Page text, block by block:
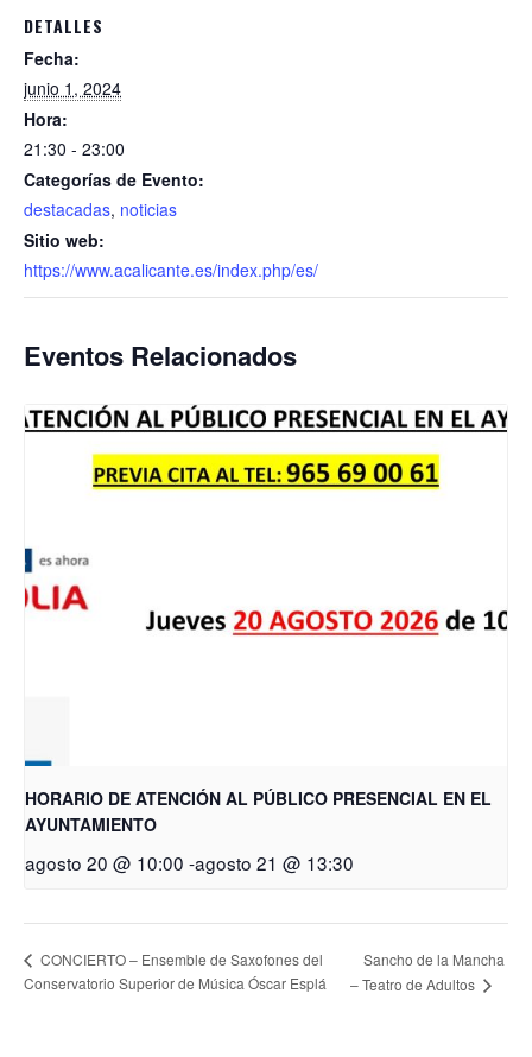
DETALLES
Fecha:
junio 1, 2024
Hora:
21:30 - 23:00
Categorías de Evento:
destacadas, noticias
Sitio web:
https://www.acalicante.es/index.php/es/
Eventos Relacionados
HORARIO DE ATENCIÓN AL PÚBLICO PRESENCIAL EN EL
AYUNTAMIENTO
agosto 20 @ 10:00 -agosto 21 @ 13:30
CONCIERTO – Ensemble de Saxofones del
Conservatorio Superior de Música Óscar Esplá
Sancho de la Mancha
– Teatro de Adultos